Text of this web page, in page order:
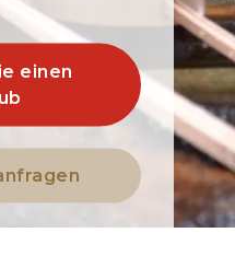
einen